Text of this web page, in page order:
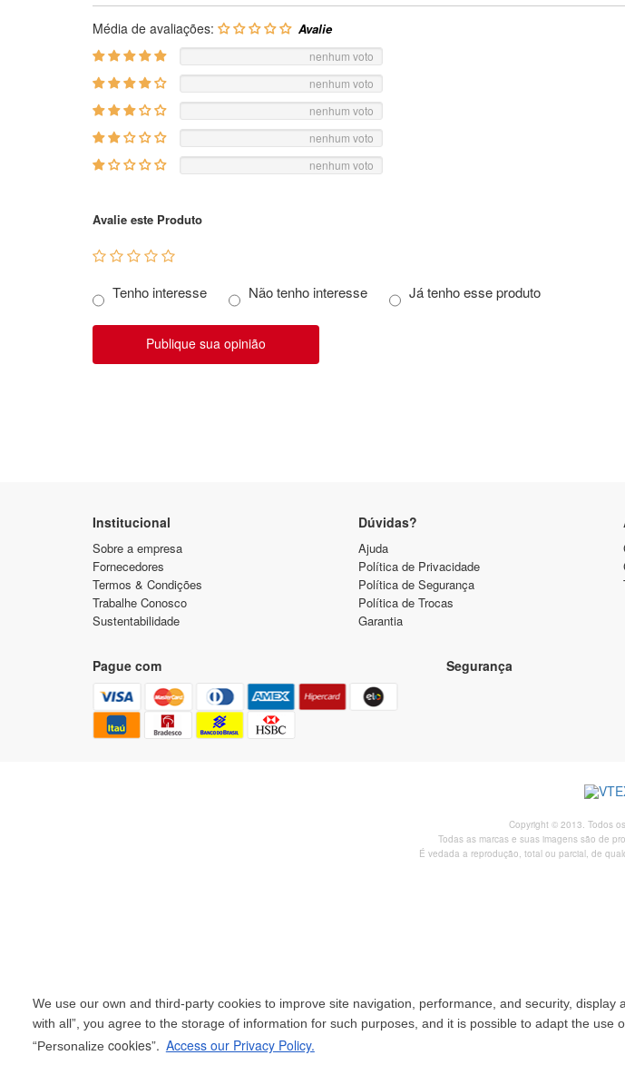
We use our own and third-party cookies to improve site navigation, performance, and security, display
with all”, you agree to the storage of information for such purposes, and it is possible to adapt the use
“Personalize cookies”. Access our Privacy Policy.
Média de avaliações:
nenhum voto
nenhum voto
nenhum voto
nenhum voto
nenhum voto
Avalie este Produto
Tenho interesse Não tenho interesse Já tenho esse produto
Publique sua opinião
Institucional
Sobre a empresa
Fornecedores
Termos & Condições
Trabalhe Conosco
Sustentabilidade
Dúvidas?
Ajuda
Política de Privacidade
Política de Segurança
Política de Trocas
Garantia
Pague com Segurança
Copyright © 2013. Todos
Todas as marcas e suas imagens são de
É vedada a reprodução, total ou parcial, de